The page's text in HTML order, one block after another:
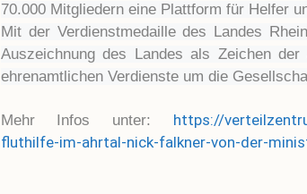
70.000 Mitgliedern eine Plattform für Helfer
Mit der Verdienstmedaille des Landes
Auszeichnung des Landes als Zeichen
ehrenamtlichen Verdienste um die
Mehr Infos unter: https://
fluthilfe-im-ahrtal-nick-falkner-von-der-